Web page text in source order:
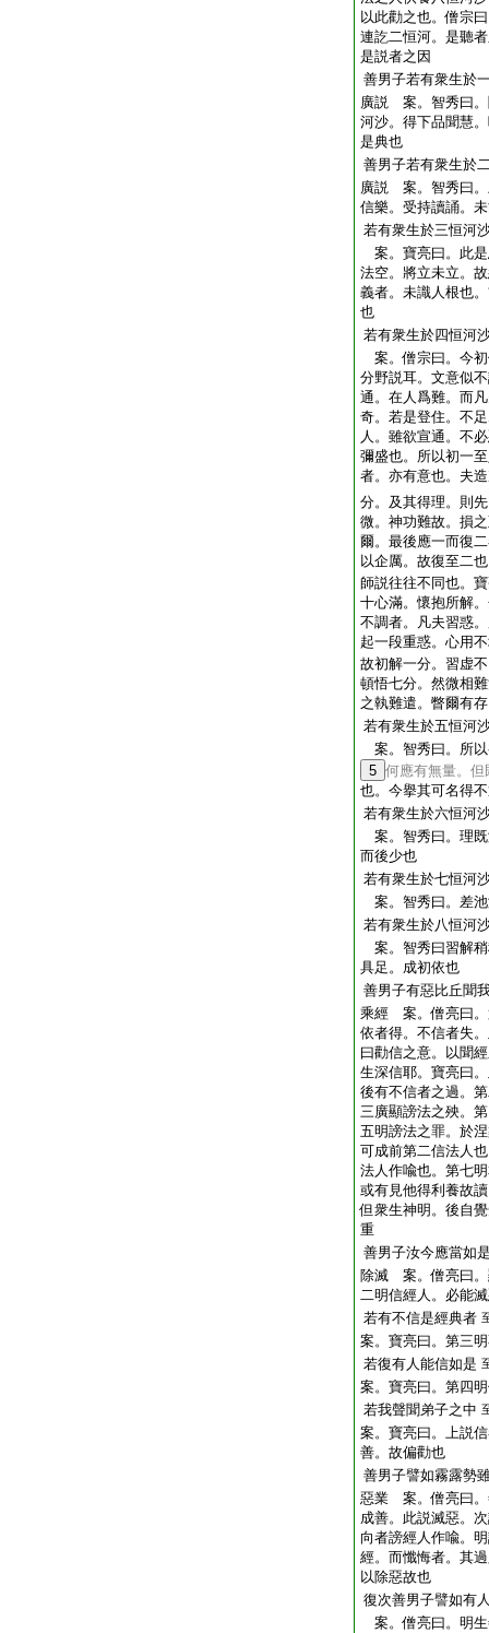
以此勸之也。僧宗
連訖二恒河。是聽
是説者之因
善男子若有衆生於
廣説 案。智秀曰。
河沙。得下品聞慧
是典也
善男子若有衆生於
廣説 案。智秀曰。
信樂。受持讀誦。
若有衆生於三恒河
案。寶亮曰。此
法空。將立未立。
義者。未識人根也
也
若有衆生於四恒河
案。僧宗曰。今
分野説耳。文意似
通。在人爲難。而
奇。若是登住。不
人。雖欲宣通。不
彌盛也。所以初一
者。亦有意也。夫
分。及其得理。則先
微。神功難故。損
爾。最後應一而復
以企厲。故復至二
師説往往不同也。
十心滿。懷抱所解
不調者。凡夫習惑
起一段重惑。心用
故初解一分。習虚
頓悟七分。然微相
之執難遣。瞥爾有
若有衆生於五恒河
案。智秀曰。所
5 何應有無量。
也。今擧其可名得
若有衆生於六恒河
案。智秀曰。理
而後少也
若有衆生於七恒河
案。智秀曰。差
若有衆生於八恒河
案。智秀曰習解
具足。成初依也
善男子有惡比丘聞
乘經 案。僧亮曰。
依者得。不信者失
曰勸信之意。以聞
生深信耶。寶亮曰
後有不信者之過。
三廣顯謗法之殃。
五明謗法之罪。於
可成前第二信法人
法人作喩也。第七
或有見他得利養故
但衆生神明。後自
重
善男子汝今應當如
除滅 案。僧亮曰。
二明信經人。必能
若有不信是經典者
案。寶亮曰。第三
若復有人能信如是
案。寶亮曰。第四
若我聲聞弟子之中
案。寶亮曰。上説
善。故偏勸也
善男子譬如霧露勢
惡業 案。僧亮曰。
成善。此説滅惡。
向者謗經人作喩。
經。而懺悔者。其
以除惡故也
復次善男子譬如有
案。僧亮曰。明